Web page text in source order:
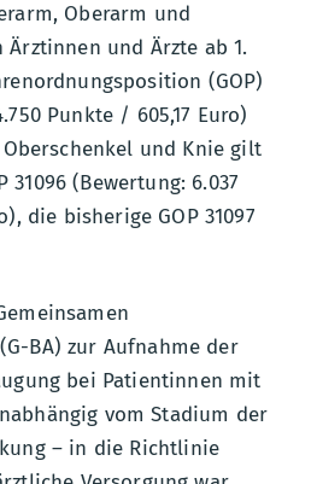
Oberarm und
Ärztinnen und Ärzte ab 1.
(GOP)
Punkte / 605,17 Euro)
und Knie gilt
31096 (Bewertung: 6.037
die bisherige GOP 31097
BA) zur Aufnahme der
bei Patientinnen mit
vom Stadium der
– in die Richtlinie